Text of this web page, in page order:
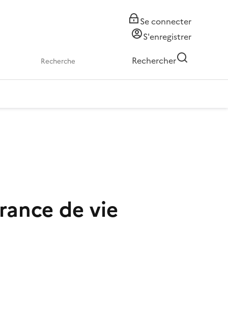
Se connecter
S'enregistrer
Rechercher
de vie